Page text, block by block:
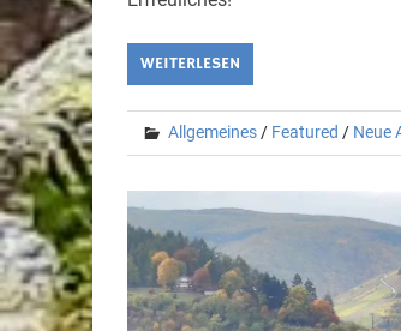
WEITERLESEN
Allgemeines/ Featured / Neue